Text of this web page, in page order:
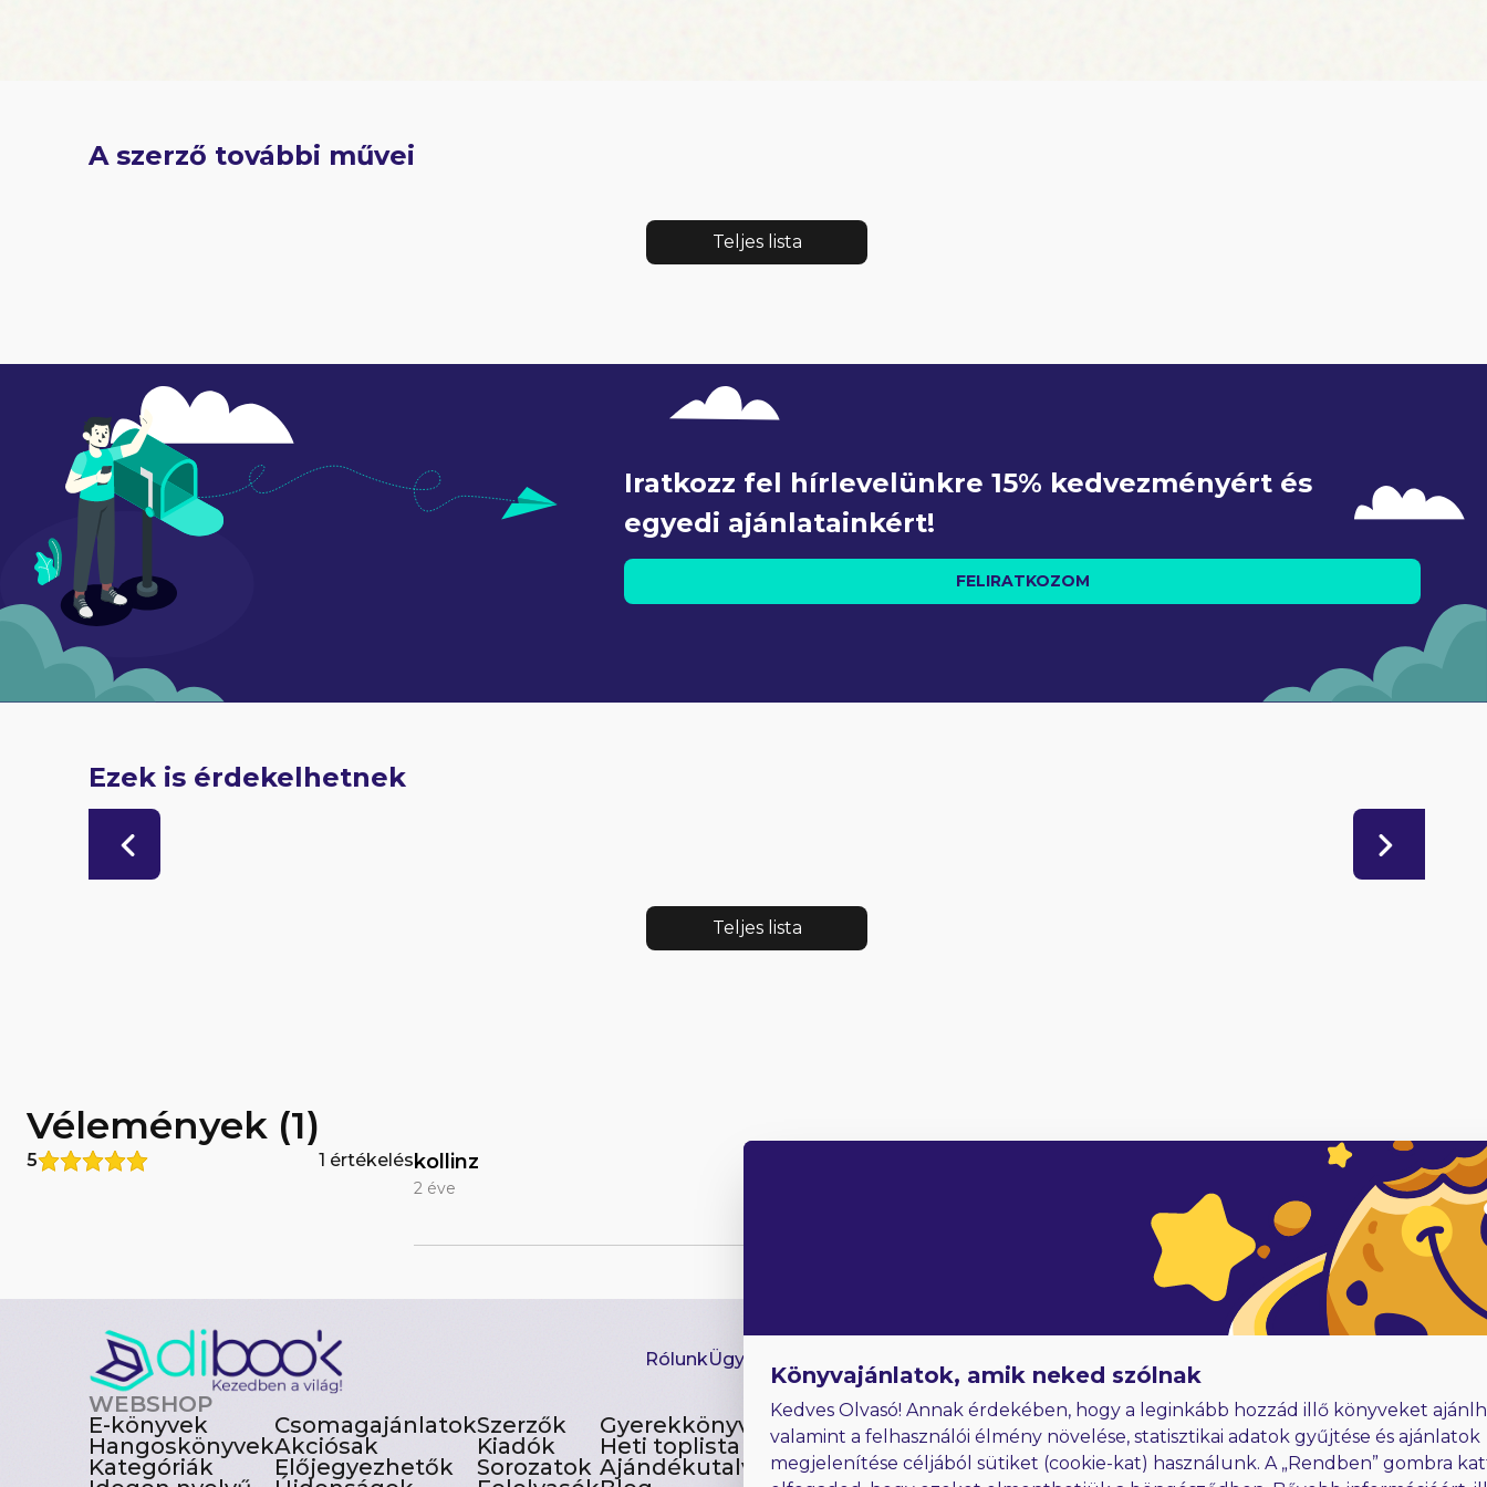
A szerző további művei
Teljes lista
Iratkozz fel hírlevelünkre 15% kedvezményért és
egyedi ajánlatainkért!
FELIRATKOZOM
Ezek is érdekelhetnek
Teljes lista
Vélemények (1)
5 1 értékelés kollinz
2 éve
5
RólunkÜgyfélszolgálat
WEBSHOP
E-könyvek
Hangoskönyvek
Kategóriák
Csomagajánlatok
Akciósak
Előjegyezhetők
Szerzők
Kiadók
Sorozatok
Gyerekkönyvek
Heti toplista
Ajándékutalvány
Könyvajánlatok, amik neked szólnak
Kedves Olvasó! Annak érdekében, hogy a leginkább hozzád illő könyveket
valamint a felhasználói élmény növelése, statisztikai adatok gyűjtése és ajánlatok
megjelenítése céljából sütiket (cookie-kat) használunk. A „Rendben” gombra